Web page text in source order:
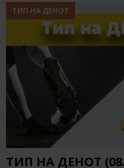
ТИП НА ДЕНОТ
ТИП НА ДЕНОТ